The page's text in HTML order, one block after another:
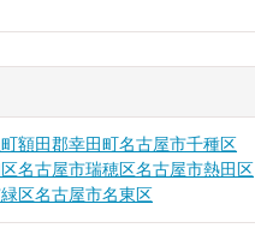
額田郡幸田町名古屋市千種区
名古屋市瑞穂区名古屋市熱田区
区名古屋市名東区